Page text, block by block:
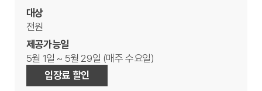
대상
전원
제공가능일
5월 1일 ~ 5월 29일 (매주 수요일)
입장료 할인